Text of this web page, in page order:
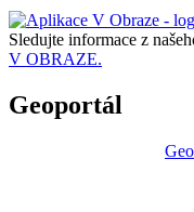
Sledujte informace z
V OBRAZE.
Geoportál